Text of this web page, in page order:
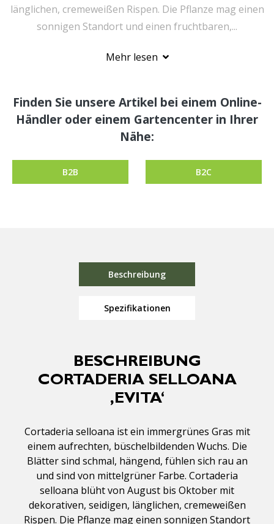
länglichen, cremeweißen Rispen. Die Pflanze mag einen
sonnigen Standort und einen fruchtbaren,...
Mehr lesen
Finden Sie unsere Artikel bei einem Online-
Händler oder einem Gartencenter in Ihrer
Nähe:
B2B B2C
Beschreibung
Spezifikationen
BESCHREIBUNG
CORTADERIA SELLOANA
‚EVITA‘
Cortaderia selloana ist ein immergrünes Gras mit
einem aufrechten, büschelbildenden Wuchs. Die
Blätter sind schmal, hängend, fühlen sich rau an
und sind von mittelgrüner Farbe. Cortaderia
selloana blüht von August bis Oktober mit
dekorativen, seidigen, länglichen, cremeweißen
Rispen. Die Pflanze mag einen sonnigen Standort